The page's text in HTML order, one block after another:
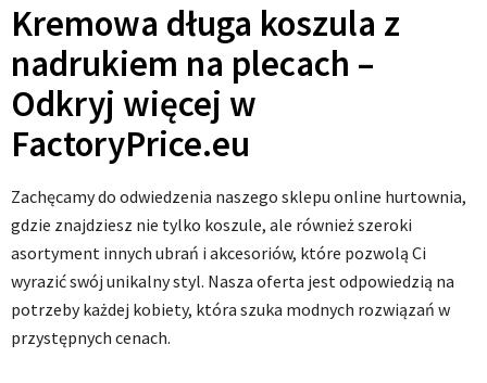
Kremowa długa koszula z
nadrukiem na plecach –
Odkryj więcej w
FactoryPrice.eu
Zachęcamy do odwiedzenia naszego sklepu online hurtownia,
gdzie znajdziesz nie tylko koszule, ale również szeroki
asortyment innych ubrań i akcesoriów, które pozwolą Ci
wyrazić swój unikalny styl. Nasza oferta jest odpowiedzią na
potrzeby każdej kobiety, która szuka modnych rozwiązań w
przystępnych cenach.